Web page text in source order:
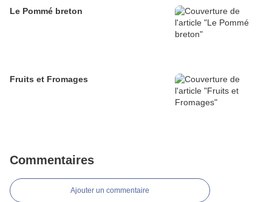
Le Pommé breton
Fruits et Fromages
Commentaires
Ajouter un commentaire